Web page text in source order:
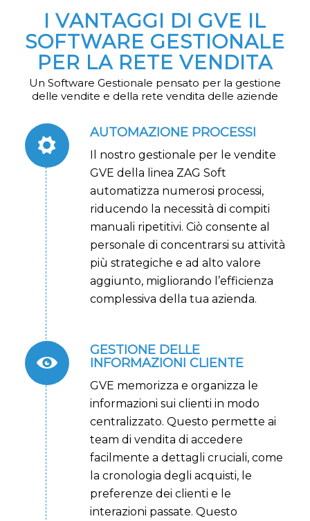
I VANTAGGI DI GVE IL
SOFTWARE GESTIONALE
PER LA RETE VENDITA
Un Software Gestionale pensato per la gestione
delle vendite e della rete vendita delle aziende
AUTOMAZIONE PROCESSI
Il nostro gestionale per le vendite
GVE della linea ZAG Soft
automatizza numerosi processi,
riducendo la necessità di compiti
manuali ripetitivi. Ciò consente al
personale di concentrarsi su attività
più strategiche e ad alto valore
aggiunto, migliorando l’efficienza
complessiva della tua azienda.
GESTIONE DELLE
INFORMAZIONI CLIENTE
GVE memorizza e organizza le
informazioni sui clienti in modo
centralizzato. Questo permette ai
team di vendita di accedere
facilmente a dettagli cruciali, come
la cronologia degli acquisti, le
preferenze dei clienti e le
interazioni passate. Questo